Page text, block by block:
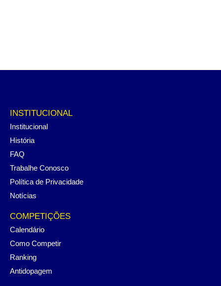
INSTITUCIONAL
Institucional
História
FAQ
Trabalhe Conosco
Política de Privacidade
Notícias
COMPETIÇÕES
Calendário
Como Competir
Ranking
Antidopagem